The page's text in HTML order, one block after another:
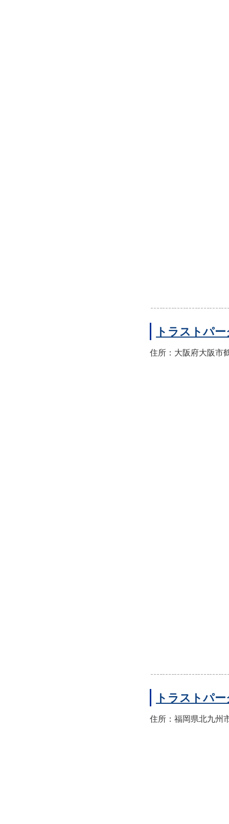
トラストパ
住所：大阪府大阪市
トラストパ
住所：福岡県北九州